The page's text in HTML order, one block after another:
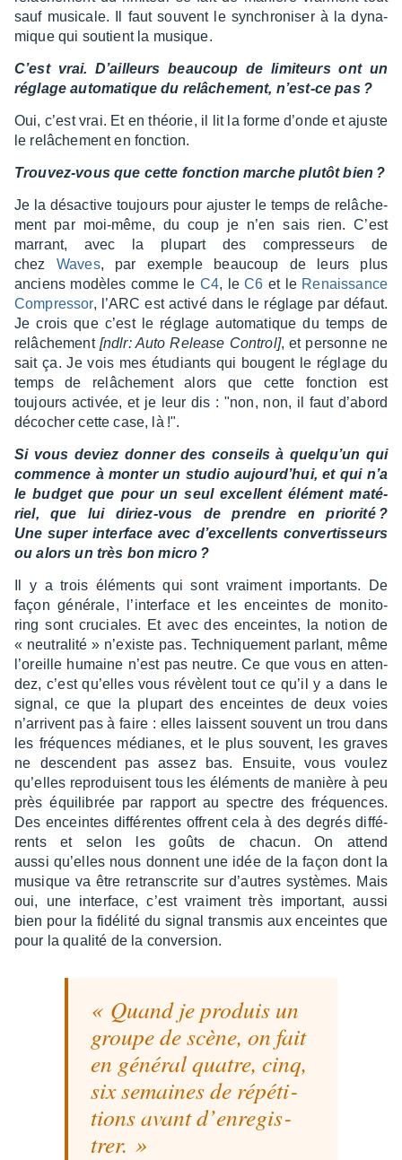
sauf musi­cale. Il faut souvent le synchro­ni­ser à la dyna­
mique qui soutient la musique.
C’est vrai. D’ailleurs beau­coup de limi­teurs ont un
réglage auto­ma­tique du relâ­che­ment, n’est-ce pas ?
Oui, c’est vrai. Et en théo­rie, il lit la forme d’onde et ajuste
le relâ­che­ment en fonc­tion.
Trou­vez-vous que cette fonc­tion marche plutôt bien ?
Je la désac­tive toujours pour ajus­ter le temps de relâ­che­
ment par moi-même, du coup je n’en sais rien. C’est
marrant, avec la plupart des compres­seurs de
chez Waves, par exemple beau­coup de leurs plus
anciens modèles comme le C4, leC6 et le Renais­sance
Compres­sor, l’ARC est activé dans le réglage par défaut.
Je crois que c’est le réglage auto­ma­tique du temps de
relâ­che­ment [ndlr: Auto Release Control], et personne ne
sait ça. Je vois mes étudiants qui bougent le réglage du
temps de relâ­che­ment alors que cette fonc­tion est
toujours acti­vée, et je leur dis : "non, non, il faut d’abord
déco­cher cette case, là !".
Si vous deviez donner des conseils à quelqu’un qui
commence à monter un studio aujour­d’hui, et qui n’a
le budget que pour un seul excellent élément maté­
riel, que lui diriez-vous de prendre en prio­rité ?
Une super inter­face avec d’ex­cel­lents conver­tis­seurs
ou alors un très bon micro ?
Il y a trois éléments qui sont vrai­ment impor­tants. De
façon géné­rale, l’in­ter­face et les enceintes de moni­to­
ring sont cruciales. Et avec des enceintes, la notion de
« neutra­lité » n’existe pas. Tech­nique­ment parlant, même
l’oreille humaine n’est pas neutre. Ce que vous en atten­
dez, c’est qu’elles vous révèlent tout ce qu’il y a dans le
signal, ce que la plupart des enceintes de deux voies
n’ar­rivent pas à faire : elles laissent souvent un trou dans
les fréquences médianes, et le plus souvent, les graves
ne descendent pas assez bas. Ensuite, vous voulez
qu’elles repro­duisent tous les éléments de manière à peu
près équi­li­brée par rapport au spectre des fréquences.
Des enceintes diffé­rentes offrent cela à des degrés diffé­
rents et selon les goûts de chacun. On attend
aussi qu’elles nous donnent une idée de la façon dont la
musique va être retrans­crite sur d’autres systèmes. Mais
oui, une inter­face, c’est vrai­ment très impor­tant, aussi
bien pour la fidé­lité du signal trans­mis aux enceintes que
pour la qualité de la conver­sion.
Quand je produis un
groupe de scène, on fait
en géné­ral quatre, cinq,
six semaines de répé­ti­
tions avant d’en­re­gis­
trer.